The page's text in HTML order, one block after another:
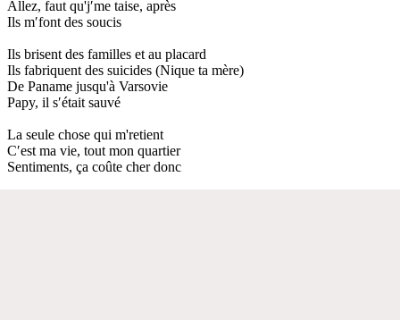
Allez, faut qu'j′me taise, après
Ils m′font des soucis
Ils brisent des familles et au placard
Ils fabriquent des suicides (Nique ta mère)
De Paname jusqu'à Varsovie
Papy, il s′était sauvé
La seule chose qui m'retient
C′est ma vie, tout mon quartier
Sentiments, ça coûte cher donc